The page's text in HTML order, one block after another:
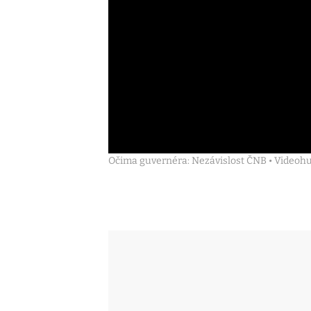
Očima guvernéra: Nezávislost ČNB •